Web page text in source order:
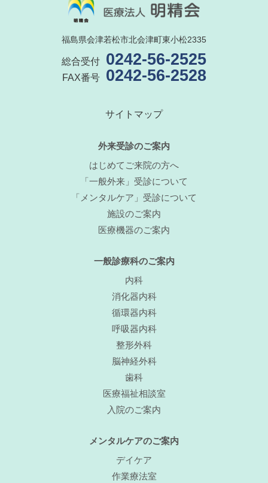
福島県会津若松市北会津町東小松2335
総合受付 0242-56-2525
FAX番号 0242-56-2528
サイトマップ
外来受診のご案内
はじめてご来院の方へ
「一般外来」受診について
「メンタルケア」受診について
施設のご案内
医療機器のご案内
一般診療科のご案内
内科
消化器内科
循環器内科
呼吸器内科
整形外科
脳神経外科
歯科
医療福祉相談室
入院のご案内
メンタルケアのご案内
デイケア
作業療法室